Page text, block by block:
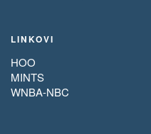
LINKOVI
HOO
MINTS
WNBA-NBC